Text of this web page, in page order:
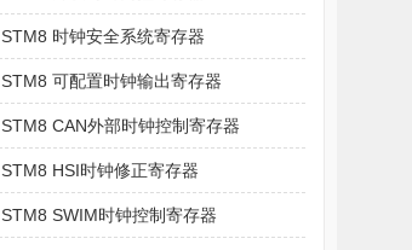
STM8 时钟安全系统寄存器
STM8 可配置时钟输出寄存器
STM8 CAN外部时钟控制寄存器
STM8 HSI时钟修正寄存器
STM8 SWIM时钟控制寄存器